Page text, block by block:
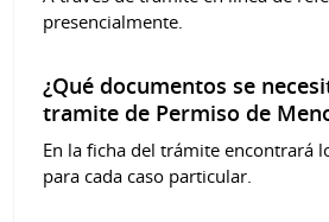
presencialmente.
¿Qué documentos se
tramite de Permiso de
En la ficha del trámite encontrará
para cada caso particular.